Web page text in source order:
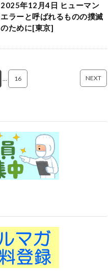
2025年12月4日 ヒューマン
エラーと呼ばれるものの撲滅
のために[東京]
… 16 NEXT